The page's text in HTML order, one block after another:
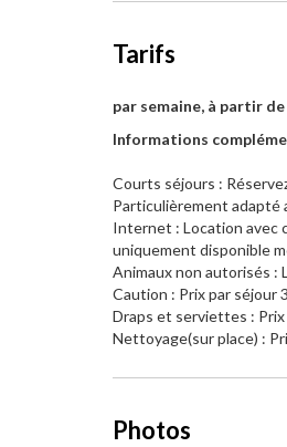
Tarifs
par semaine, à partir de
Informations
Courts séjours :
Particulièrement adapté
Internet : Location avec
uniquement disponible
Animaux non autorisés :
Caution : Prix par séjour
Draps et serviettes : Prix
Nettoyage(sur place) :
Photos